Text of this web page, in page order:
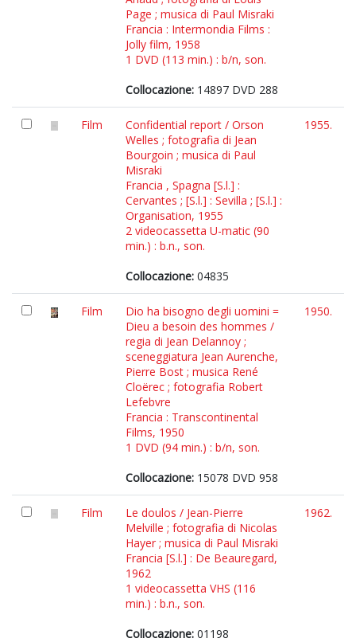
Page ; musica di Paul Misraki
Francia : Intermondia Films :
Jolly film, 1958
1 DVD (113 min.) : b/n, son.
Collocazione: 14897 DVD 288
Film
Confidential report / Orson
Welles ; fotografia di Jean
Bourgoin ; musica di Paul
Misraki
Francia , Spagna [S.l.] :
Cervantes ; [S.l.] : Sevilla ; [S.l.] :
Organisation, 1955
2 videocassetta U-matic (90
min.) : b.n., son.
Collocazione: 04835
1955.
Film
Dio ha bisogno degli uomini =
Dieu a besoin des hommes /
regia di Jean Delannoy ;
sceneggiatura Jean Aurenche,
Pierre Bost ; musica René
Cloërec ; fotografia Robert
Lefebvre
Francia : Transcontinental
Films, 1950
1 DVD (94 min.) : b/n, son.
Collocazione: 15078 DVD 958
1950.
Film
Le doulos / Jean-Pierre
Melville ; fotografia di Nicolas
Hayer ; musica di Paul Misraki
Francia [S.l.] : De Beauregard,
1962
1 videocassetta VHS (116
min.) : b.n., son.
Collocazione: 01198
1962.